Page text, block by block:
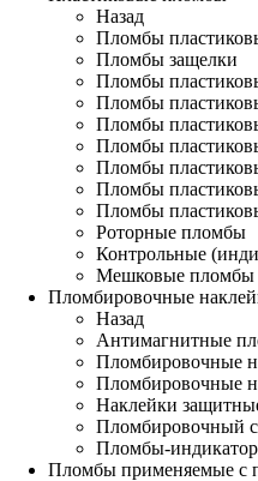
Назад
Пломбы
Пломбы защелки
Пломбы
Пломбы
Пломбы
Пломбы
Пломбы
Пломбы
Пломбы
Роторные пломбы
Контрольные
Мешковые пломбы
Пломбировочные
Назад
Антимагнитные
Пломбировочные
Пломбировочные
Наклейки
Пломбировочный
Пломбы-
Пломбы применяемые с